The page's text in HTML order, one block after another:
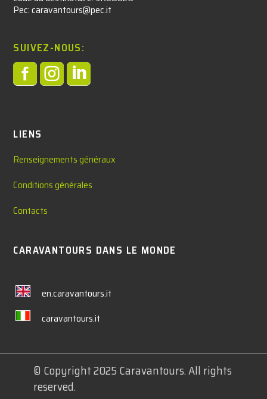
Pec: caravantours@pec.it
SUIVEZ-NOUS:

LIENS
Renseignements généraux
Conditions générales
Contacts
CARAVANTOURS DANS LE MONDE
en.caravantours.it
caravantours.it
© Copyright 2025 Caravantours. All rights
reserved.